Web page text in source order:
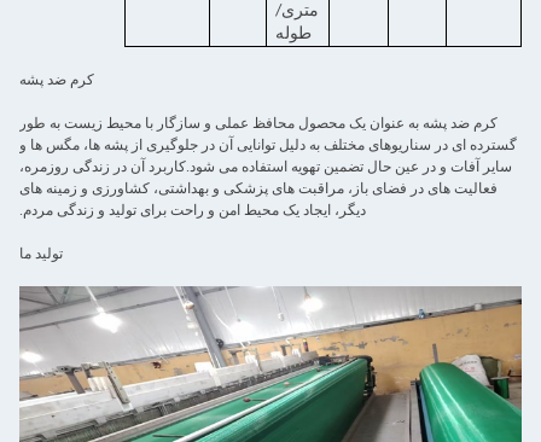
متری/
طوله
کرم ضد پشه
کرم ضد پشه به عنوان یک محصول محافظ عملی و سازگار با محیط زیست به طور
گسترده ای در سناریوهای مختلف به دلیل توانایی آن در جلوگیری از پشه ها، مگس ها و
سایر آفات و در عین حال تضمین تهویه استفاده می شود.کاربرد آن در زندگی روزمره،
فعالیت های در فضای باز، مراقبت های پزشکی و بهداشتی، کشاورزی و زمینه های
دیگر، ایجاد یک محیط امن و راحت برای تولید و زندگی مردم.
تولید ما